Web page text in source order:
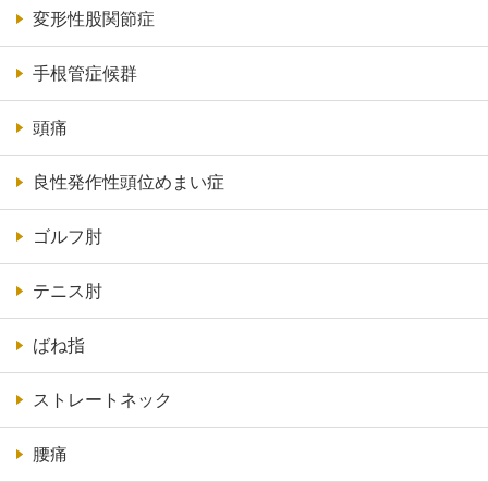
変形性股関節症
手根管症候群
頭痛
良性発作性頭位めまい症
ゴルフ肘
テニス肘
ばね指
ストレートネック
腰痛